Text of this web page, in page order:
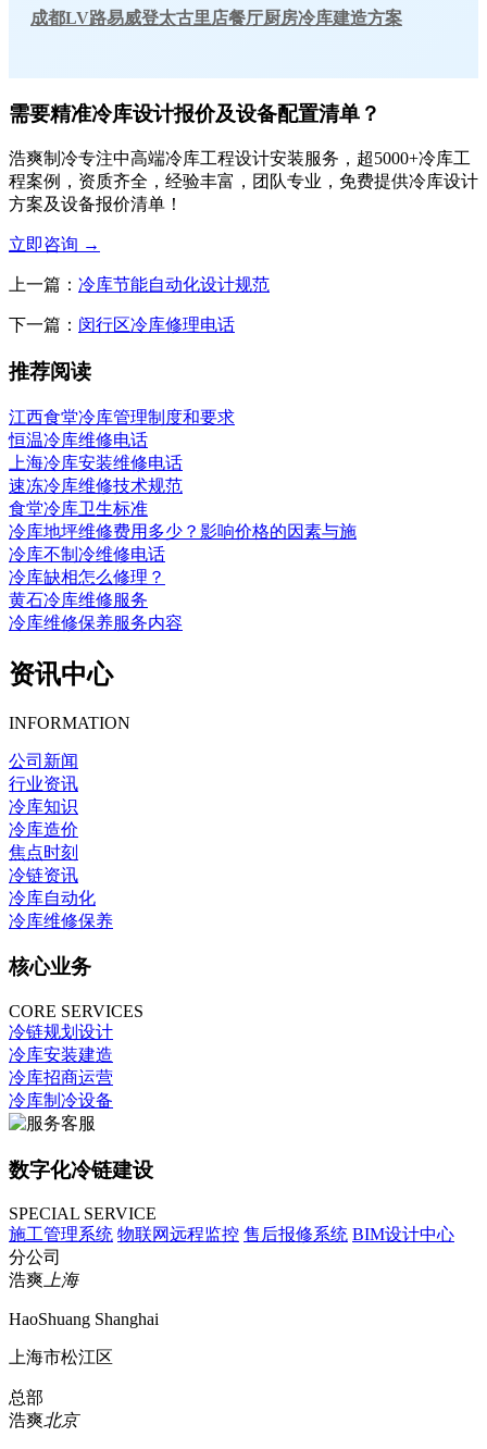
成都LV路易威登太古里店餐厅厨房冷库建造方案
需要精准冷库设计报价及设备配置清单？
浩爽制冷专注中高端冷库工程设计安装服务，超5000+冷库工
程案例，资质齐全，经验丰富，团队专业，免费提供冷库设计
方案及设备报价清单！
立即咨询 →
上一篇： 冷库节能自动化设计规范
下一篇： 闵行区冷库修理电话
推荐阅读
江西食堂冷库管理制度和要求
恒温冷库维修电话
上海冷库安装维修电话
速冻冷库维修技术规范
食堂冷库卫生标准
冷库地坪维修费用多少？影响价格的因素与施
冷库不制冷维修电话
冷库缺相怎么修理？
黄石冷库维修服务
冷库维修保养服务内容
资讯中心
INFORMATION
公司新闻
行业资讯
冷库知识
冷库造价
焦点时刻
冷链资讯
冷库自动化
冷库维修保养
核心业务
CORE SERVICES
冷链规划设计
冷库安装建造
冷库招商运营
冷库制冷设备
数字化冷链建设
SPECIAL SERVICE
施工管理系统 物联网远程监控 售后报修系统 BIM设计中心
分公司
浩爽上海
HaoShuang Shanghai
上海市松江区
总部
浩爽北京